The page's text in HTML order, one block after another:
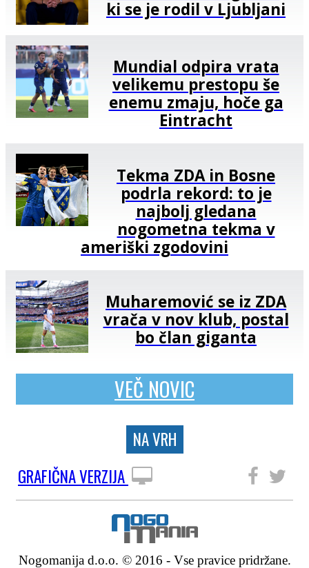
ki se je rodil v Ljubljani
Mundial odpira vrata
velikemu prestopu še
enemu zmaju, hoče ga
Eintracht
Tekma ZDA in Bosne
podrla rekord: to je
najbolj gledana
nogometna tekma v
ameriški zgodovini
Muharemović se iz ZDA
vrača v nov klub, postal
bo član giganta
VEČ NOVIC
NA VRH
GRAFIČNA VERZIJA
Nogomanija d.o.o. © 2016 - Vse pravice pridržane.